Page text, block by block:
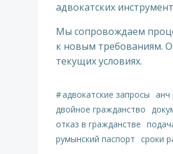
адвокатских
Мы сопровождаем
к новым требованиям.
текущих условиях.
#адвокатские запросы анч
двойное гражданство
отказ в гражданстве
румынский паспорт сроки
© 2026 Громадянство